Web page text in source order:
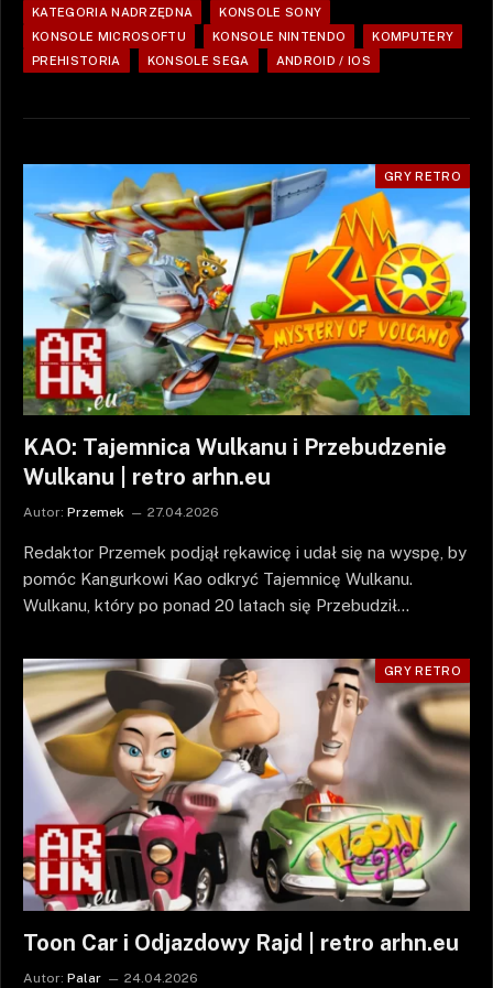
KATEGORIA NADRZĘDNA
KONSOLE SONY
KONSOLE MICROSOFTU
KONSOLE NINTENDO
KOMPUTERY
PREHISTORIA
KONSOLE SEGA ANDROID / IOS
GRY RETRO
KAO: Tajemnica Wulkanu i Przebudzenie
Wulkanu | retro arhn.eu
Autor: Przemek 27.04.2026
Redaktor Przemek podjął rękawicę i udał się na wyspę, by
pomóc Kangurkowi Kao odkryć Tajemnicę Wulkanu.
Wulkanu, który po ponad 20 latach się Przebudził…
GRY RETRO
Toon Car i Odjazdowy Rajd | retro arhn.eu
Autor: Palar 24.04.2026